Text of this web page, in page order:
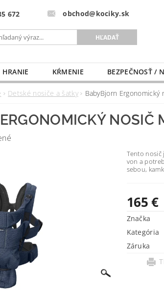
672 obchod@kociky.sk
HRANIE KŔMENIE BEZPEČNOSŤ /
MLIEKO A VÝŽIVA PRE MAMIČKU
Detské nosiče a šatky BabyBjorn Ergonomický
NOSIČ
Tento
von a
sebou,
165 €
Značka
Kategória
Záruka